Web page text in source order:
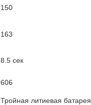
150
163
8.5 сек
606
Тройная литиевая батарея